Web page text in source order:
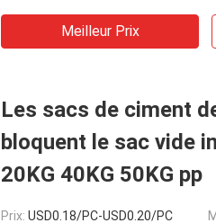
Meilleur Prix
Les sacs de ciment
bloquent le sac vide
20KG 40KG 50KG pp
Prix: USD0.18/PC-USD0.20/PC